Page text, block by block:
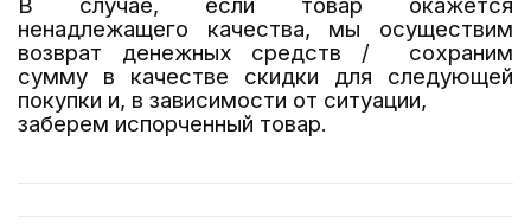
ненадлежащего качества, мы осуществим
возврат денежных средств / сохраним
сумму в качестве скидки для следующей
покупки и, в зависимости от ситуации,
заберем испорченный товар.